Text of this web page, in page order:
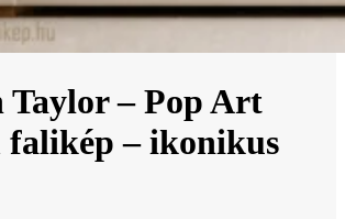
Taylor – Pop Art
– ikonikus